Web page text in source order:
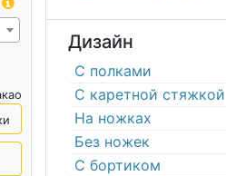
Дизайн
С полками
С каретной стяжкой
На ножках
Без ножек
С бортиком